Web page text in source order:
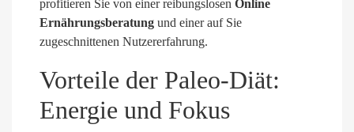
profitieren Sie von einer reibungslosen Online
Ernährungsberatung und einer auf Sie
zugeschnittenen Nutzererfahrung.
Vorteile der Paleo-Diät:
Energie und Fokus